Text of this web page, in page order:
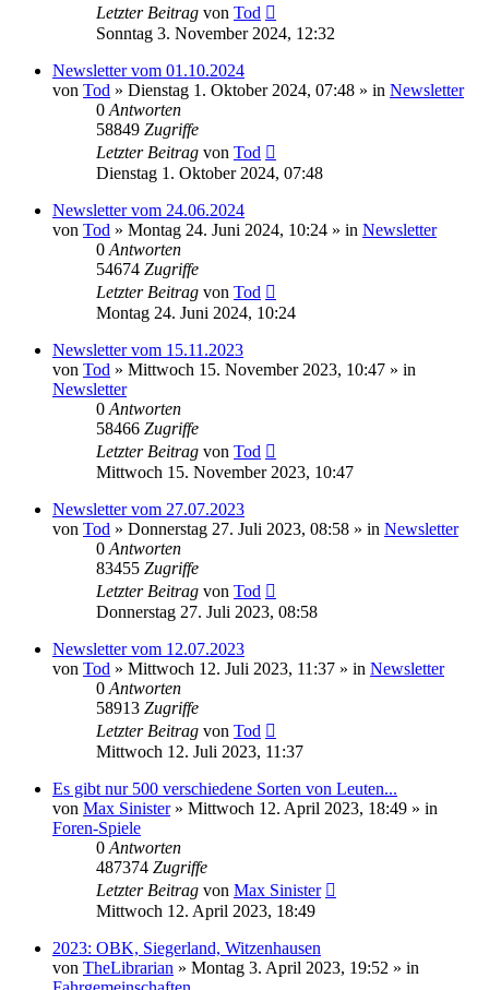
Letzter Beitrag von Tod
Sonntag 3. November 2024, 12:32
Newsletter vom 01.10.2024
von Tod » Dienstag 1. Oktober 2024, 07:48 » in Newsletter
0 Antworten
58849 Zugriffe
Letzter Beitrag von Tod
Dienstag 1. Oktober 2024, 07:48
Newsletter vom 24.06.2024
von Tod » Montag 24. Juni 2024, 10:24 » in Newsletter
0 Antworten
54674 Zugriffe
Letzter Beitrag von Tod
Montag 24. Juni 2024, 10:24
Newsletter vom 15.11.2023
von Tod » Mittwoch 15. November 2023, 10:47 » in
Newsletter
0 Antworten
58466 Zugriffe
Letzter Beitrag von Tod
Mittwoch 15. November 2023, 10:47
Newsletter vom 27.07.2023
von Tod » Donnerstag 27. Juli 2023, 08:58 » in Newsletter
0 Antworten
83455 Zugriffe
Letzter Beitrag von Tod
Donnerstag 27. Juli 2023, 08:58
Newsletter vom 12.07.2023
von Tod » Mittwoch 12. Juli 2023, 11:37 » in Newsletter
0 Antworten
58913 Zugriffe
Letzter Beitrag von Tod
Mittwoch 12. Juli 2023, 11:37
Es gibt nur 500 verschiedene Sorten von Leuten...
von Max Sinister» Mittwoch 12. April 2023, 18:49 » in
Foren-Spiele
0 Antworten
487374 Zugriffe
Letzter Beitrag von Max Sinister
Mittwoch 12. April 2023, 18:49
2023: OBK, Siegerland, Witzenhausen
von TheLibrarian » Montag 3. April 2023, 19:52 » in